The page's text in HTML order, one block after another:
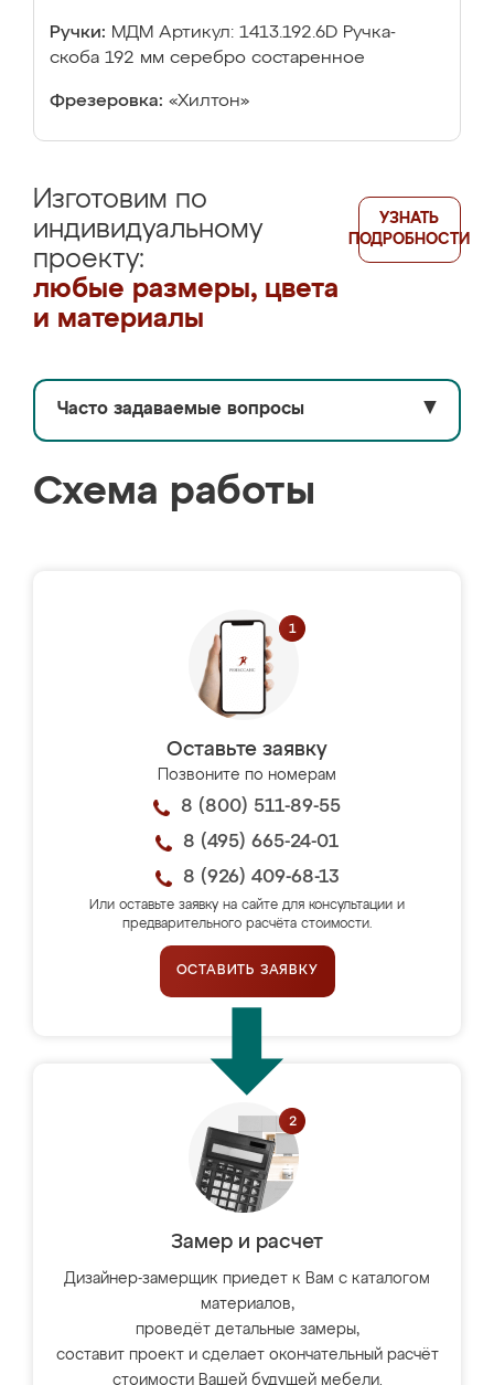
Ручки: МДМ Артикул: 1413.192.6D Ручка-
скоба 192 мм серебро состаренное
Фрезеровка: «Хилтон»
Изготовим по
индивидуальному
проекту:
любые размеры, цвета
и материалы
УЗНАТЬ
ПОДРОБНОСТИ
Часто задаваемые вопросы ▼
Схема работы
Оставьте заявку
Позвоните по номерам
8 (800) 511-89-55
8 (495) 665-24-01
8 (926) 409-68-13
Или оставьте заявку на сайте для консультации и
предварительного расчёта стоимости.
ОСТАВИТЬ ЗАЯВКУ
Замер и расчет
Дизайнер-замерщик приедет к Вам с каталогом
материалов,
проведёт детальные замеры,
составит проект и сделает окончательный расчёт
стоимости Вашей будущей мебели.